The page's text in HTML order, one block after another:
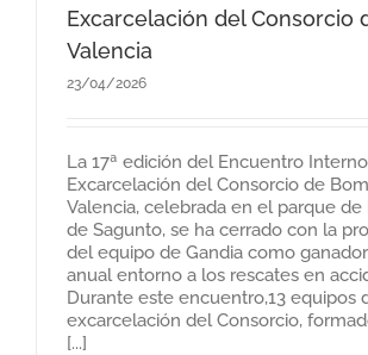
Excarcelación del Consorcio
Valencia
23/04/2026
La 17ª edición del Encuentro
Excarcelación del Consorcio de
Valencia, celebrada en el parque
de Sagunto, se ha cerrado con la
del equipo de Gandia como
anual entorno a los rescates en
Durante este encuentro,13 equipos
excarcelación del Consorcio,
[...]